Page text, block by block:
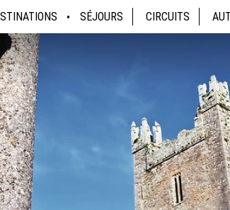
SÉJOURS CIRCUITS